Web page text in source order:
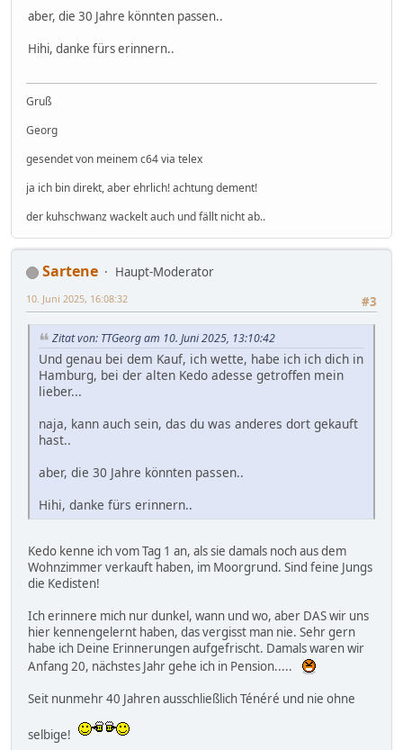
aber, die 30 Jahre könnten passen..
Hihi, danke fürs erinnern..
Gruß
Georg
gesendet von meinem c64 via telex
ja ich bin direkt, aber ehrlich! achtung dement!
der kuhschwanz wackelt auch und fällt nicht ab..
Sartene
Haupt-Moderator
#3
10. Juni 2025, 16:08:32
Zitat von: TTGeorg am 10. Juni 2025, 13:10:42
Und genau bei dem Kauf, ich wette, habe ich ich dich in
Hamburg, bei der alten Kedo adesse getroffen mein
lieber...
naja, kann auch sein, das du was anderes dort gekauft
hast..
aber, die 30 Jahre könnten passen..
Hihi, danke fürs erinnern..
Kedo kenne ich vom Tag 1 an, als sie damals noch aus dem
Wohnzimmer verkauft haben, im Moorgrund. Sind feine Jungs
die Kedisten!
Ich erinnere mich nur dunkel, wann und wo, aber DAS wir uns
hier kennengelernt haben, das vergisst man nie. Sehr gern
habe ich Deine Erinnerungen aufgefrischt. Damals waren wir
Anfang 20, nächstes Jahr gehe ich in Pension.....
Seit nunmehr 40 Jahren ausschließlich Ténéré und nie ohne
selbige!